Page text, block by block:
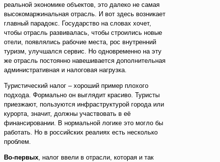
реальной экономике объектов, это далеко не самая
высокомаржинальная отрасль. И вот здесь возникает
главный парадокс. Государство на словах хочет,
чтобы отрасль развивалась, чтобы строились новые
отели, появлялись рабочие места, рос внутренний
туризм, улучшался сервис. Но одновременно на эту
же отрасль постоянно навешивается дополнительная
административная и налоговая нагрузка.
Туристический налог – хороший пример плохого
подхода. Формально он выглядит красиво. Туристы
приезжают, пользуются инфраструктурой города или
курорта, значит, должны участвовать в её
финансировании. В нормальной логике это могло бы
работать. Но в российских реалиях есть несколько
проблем.
Во-первых , налог ввели в отрасли, которая и так